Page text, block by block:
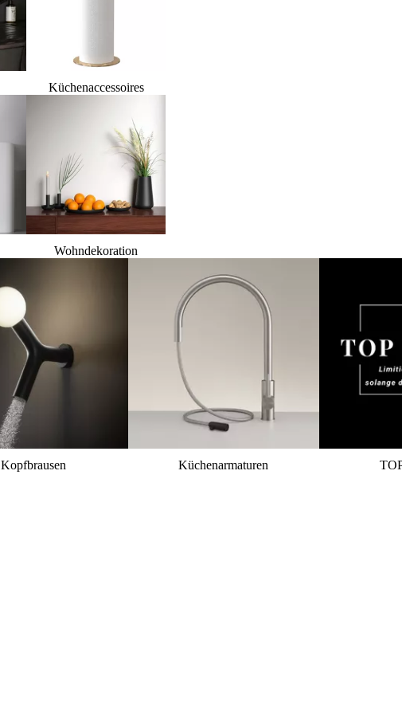
Küchenaccessoires
Wohndekoration
Kopfbrausen Küchenarmaturen